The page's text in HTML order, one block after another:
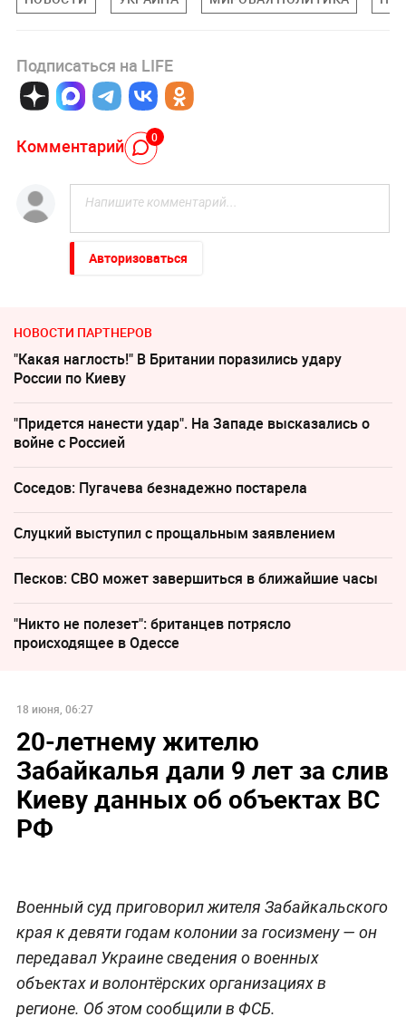
Подписаться на LIFE
Комментарий 0
Авторизоваться
НОВОСТИ ПАРТНЕРОВ
"Какая наглость!" В Британии поразились удару
России по Киеву
"Придется нанести удар". На Западе высказались о
войне с Россией
Соседов: Пугачева безнадежно постарела
Слуцкий выступил с прощальным заявлением
Песков: СВО может завершиться в ближайшие часы
"Никто не полезет": британцев потрясло
происходящее в Одессе
18 июня, 06:27
20-летнему жителю
Забайкалья дали 9 лет за слив
Киеву данных об объектах ВС
РФ
Военный суд приговорил жителя Забайкальского
края к девяти годам колонии за госизмену — он
передавал Украине сведения о военных
объектах и волонтёрских организациях в
регионе. Об этом сообщили в ФСБ.